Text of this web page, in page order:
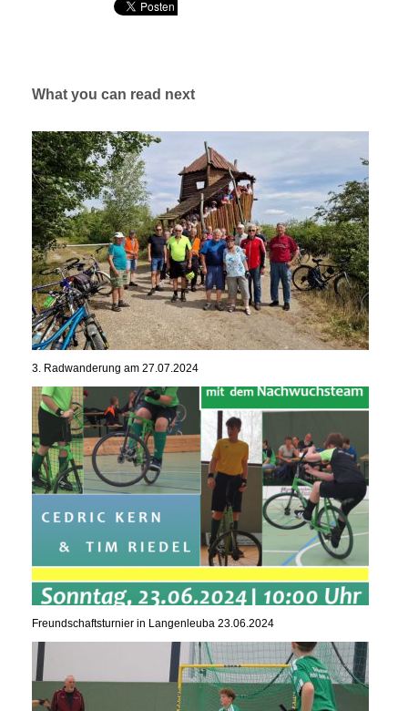
What you can read next
3. Radwanderung am 27.07.2024
Freundschaftsturnier in Langenleuba 23.06.2024